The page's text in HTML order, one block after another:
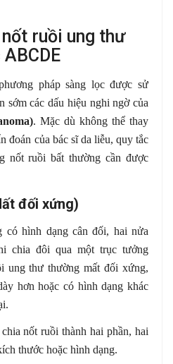
ruồi ung thư
pháp sàng lọc được sử
sớm các dấu hiệu nghi ngờ của
. Mặc dù không thể thay
đoán của bác sĩ da liễu, quy tắc
nốt ruồi bất thường cần được
đối xứng)
có hình dạng cân đối, hai nửa
chia đôi qua một trục tưởng
ung thư thường mất đối xứng,
hơn hoặc có hình dạng khác
nốt ruồi thành hai phần, hai
thước hoặc hình dạng.